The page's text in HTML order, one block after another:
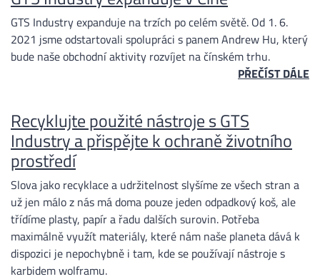
GTS Industry expanduje na trzích po celém světě. Od 1. 6.
2021 jsme odstartovali spolupráci s panem Andrew Hu, který
bude naše obchodní aktivity rozvíjet na čínském trhu.
PŘEČÍST DÁLE
Recyklujte použité nástroje s GTS
Industry a přispějte k ochraně životního
prostředí
Slova jako recyklace a udržitelnost slyšíme ze všech stran a
už jen málo z nás má doma pouze jeden odpadkový koš, ale
třídíme plasty, papír a řadu dalších surovin. Potřeba
maximálně využít materiály, které nám naše planeta dává k
dispozici je nepochybně i tam, kde se používají nástroje s
karbidem wolframu.